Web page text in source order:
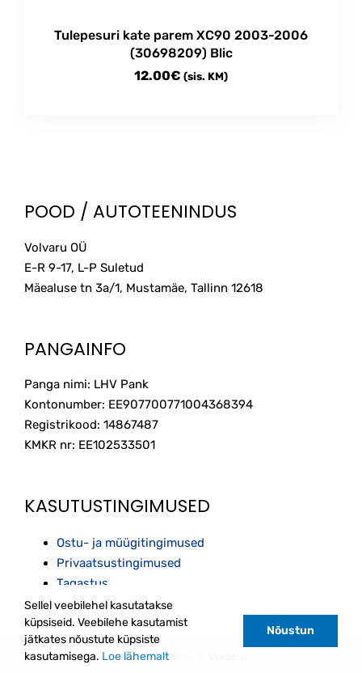
Tulepesuri kate parem XC90 2003-2006
(30698209) Blic
12.00€ (sis. KM)
POOD / AUTOTEENINDUS
Volvaru OÜ
E-R 9-17, L-P Suletud
Mäealuse tn 3a/1, Mustamäe, Tallinn 12618
PANGAINFO
Panga nimi: LHV Pank
Kontonumber: EE907700771004368394
Registrikood: 14867487
KMKR nr: EE102533501
KASUTUSTINGIMUSED
Ostu- ja müügitingimused
Privaatsustingimused
Tagastus
Kodulehe tegemine:
Sellel veebilehel kasutatakse
küpsiseid. Veebilehe kasutamist
jätkates nõustute küpsiste
kasutamisega. Loe lähemalt
Nõustun